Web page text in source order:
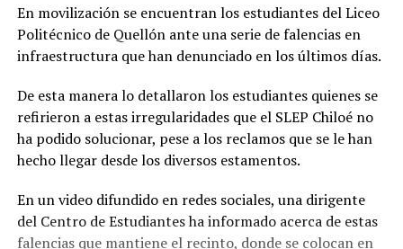
En movilización se encuentran los estudiantes del Liceo
Politécnico de Quellón ante una serie de falencias en
infraestructura que han denunciado en los últimos días.
De esta manera lo detallaron los estudiantes quienes se
refirieron a estas irregularidades que el SLEP Chiloé no
ha podido solucionar, pese a los reclamos que se le han
hecho llegar desde los diversos estamentos.
En un video difundido en redes sociales, una dirigente
del Centro de Estudiantes ha informado acerca de estas
falencias que mantiene el recinto, donde se colocan en